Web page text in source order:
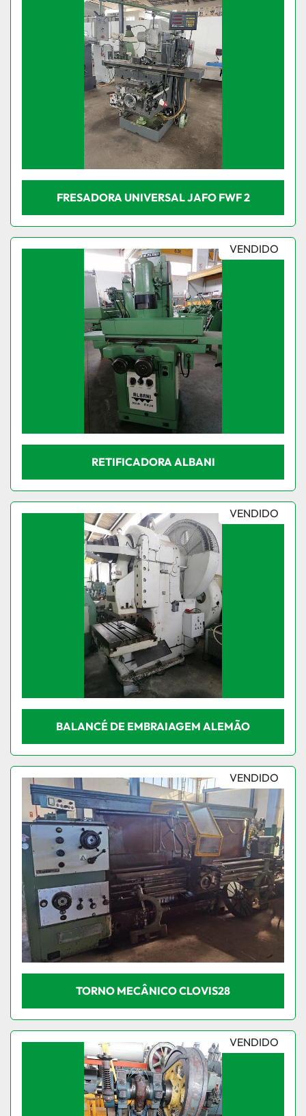
FRESADORA UNIVERSAL JAFO FWF 2
VENDIDO
RETIFICADORA ALBANI
VENDIDO
BALANCÉ DE EMBRAIAGEM ALEMÃO
VENDIDO
TORNO MECÂNICO CLOVIS28
VENDIDO